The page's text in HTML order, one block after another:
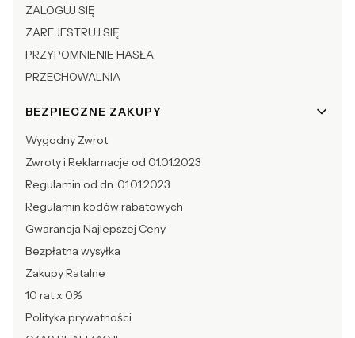
ZALOGUJ SIĘ
ZAREJESTRUJ SIĘ
PRZYPOMNIENIE HASŁA
PRZECHOWALNIA
BEZPIECZNE ZAKUPY
Wygodny Zwrot
Zwroty i Reklamacje od 01.01.2023
Regulamin od dn. 01.01.2023
Regulamin kodów rabatowych
Gwarancja Najlepszej Ceny
Bezpłatna wysyłka
Zakupy Ratalne
10 rat x 0%
Polityka prywatności